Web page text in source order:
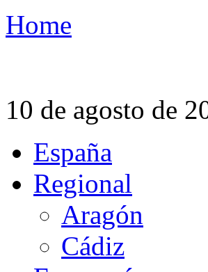
Home
10 de agosto de
España
Regional
Aragón
Cádiz